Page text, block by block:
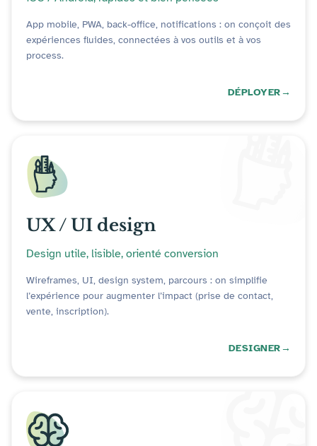
App mobile, PWA, back-office, notifications : on conçoit des
expériences fluides, connectées à vos outils et à vos
process.
DÉPLOYER
UX / UI design
Design utile, lisible, orienté conversion
Wireframes, UI, design system, parcours : on simplifie
l’expérience pour augmenter l’impact (prise de contact,
vente, inscription).
DESIGNER